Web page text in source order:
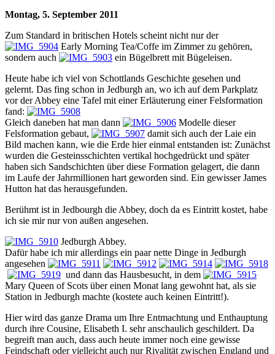
Montag, 5. September 2011
Zum Standard in britischen Hotels scheint nicht nur der
Early Morning Tea/Coffe im Zimmer zu gehören,
sondern auch
ein Bügelbrett mit Bügeleisen.
Heute habe ich viel von Schottlands Geschichte gesehen und
gelernt. Das fing schon in Jedburgh an, wo ich auf dem Parkplatz
vor der Abbey eine Tafel mit einer Erläuterung einer Felsformation
fand:
Gleich daneben hat man dann
Modelle dieser
Felsformation gebaut,
damit sich auch der Laie ein
Bild machen kann, wie die Erde hier einmal entstanden ist: Zunächst
wurden die Gesteinsschichten vertikal hochgedrückt und später
haben sich Sandschichten über diese Formation gelagert, die dann
im Laufe der Jahrmillionen hart geworden sind. Ein gewisser James
Hutton hat das herausgefunden.
Berühmt ist in Jedbourgh die Abbey, doch da es Eintritt kostet, habe
ich sie mir nur von außen angesehen.
Jedburgh Abbey.
Dafür habe ich mir allerdings ein paar nette Dinge in Jedburgh
angesehen
und dann das Hausbesucht, in dem
Mary Queen of Scots über einen Monat lang gewohnt hat, als sie
Station in Jedburgh machte (kostete auch keinen Eintritt!).
Hier wird das ganze Drama um Ihre Entmachtung und Enthauptung
durch ihre Cousine, Elisabeth I. sehr anschaulich geschildert. Da
begreift man auch, dass auch heute immer noch eine gewisse
Feindschaft oder vielleicht auch nur Rivalität zwischen England und